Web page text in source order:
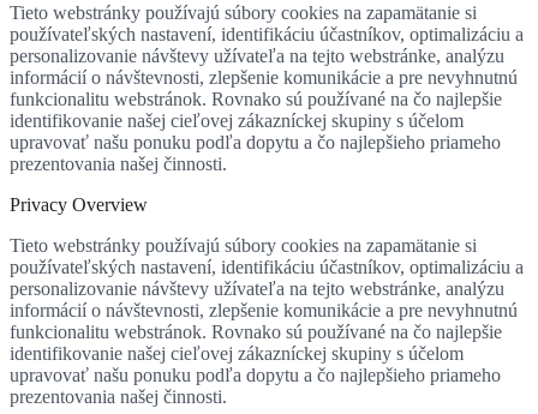
Tieto webstránky používajú súbory cookies na zapamätanie si
používateľských nastavení, identifikáciu účastníkov, optimalizáciu a
personalizovanie návštevy užívateľa na tejto webstránke, analýzu
informácií o návštevnosti, zlepšenie komunikácie a pre nevyhnutnú
funkcionalitu webstránok. Rovnako sú používané na čo najlepšie
identifikovanie našej cieľovej zákazníckej skupiny s účelom
upravovať našu ponuku podľa dopytu a čo najlepšieho priameho
prezentovania našej činnosti.
Privacy Overview
Tieto webstránky používajú súbory cookies na zapamätanie si
používateľských nastavení, identifikáciu účastníkov, optimalizáciu a
personalizovanie návštevy užívateľa na tejto webstránke, analýzu
informácií o návštevnosti, zlepšenie komunikácie a pre nevyhnutnú
funkcionalitu webstránok. Rovnako sú používané na čo najlepšie
identifikovanie našej cieľovej zákazníckej skupiny s účelom
upravovať našu ponuku podľa dopytu a čo najlepšieho priameho
prezentovania našej činnosti.